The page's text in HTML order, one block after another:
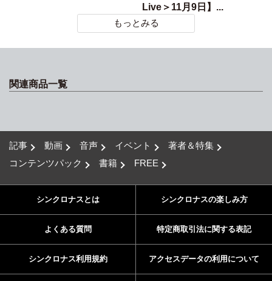
Live＞11月9日】...
もっとみる
関連商品一覧
記事 動画 音声 イベント
著者＆特集
コンテンツパック
書籍 FREE
シンクロナスとは シンクロナスの楽しみ方
よくある質問 特定商取引法に関する表記
シンクロナス利用規約 アクセスデータの利用について